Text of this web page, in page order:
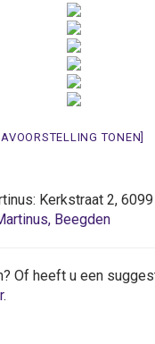
TONEN]
Kerkstraat 2,
Beegden
Of heeft u een
.